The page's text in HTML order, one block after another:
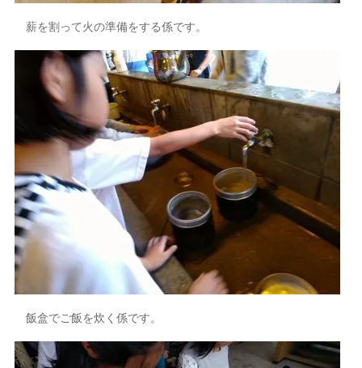
薪を割って火の準備をする係です。
飯盒でご飯を炊く係です。